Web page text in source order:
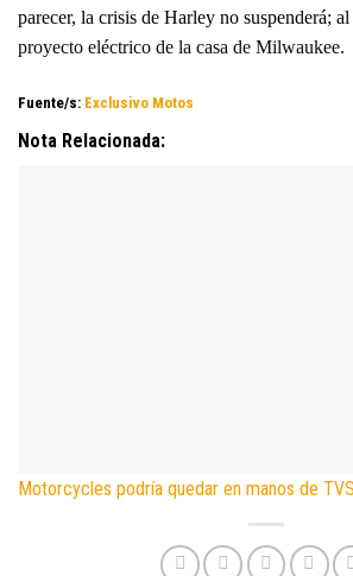
parecer, la crisis de Harley no suspenderá; al
proyecto eléctrico de la casa de Milwaukee.
Fuente/s: Exclusivo Motos
Nota Relacionada:
Motorcycles podría quedar en manos de TVS